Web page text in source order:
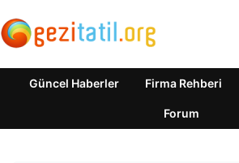
Güncel Haberler Firma Rehberi
Forum